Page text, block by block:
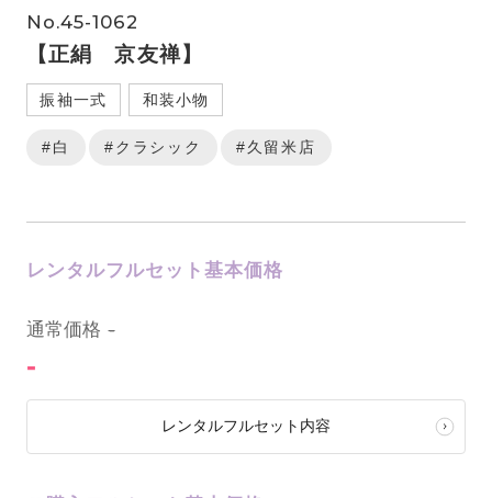
No.45-1062
【正絹 京友禅】
振袖一式 和装小物
#白 #クラシック #久留米店
レンタルフルセット基本価格
通常価格 -
-
レンタルフルセット内容